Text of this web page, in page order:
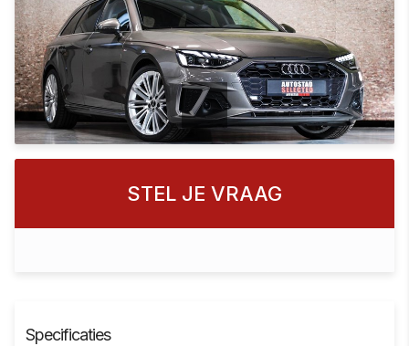
STEL JE VRAAG
Specificaties